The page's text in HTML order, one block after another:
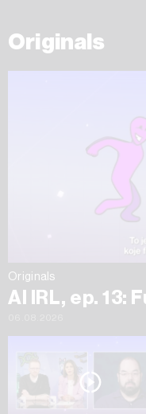
Originals
Originals
AI IRL, ep. 13: